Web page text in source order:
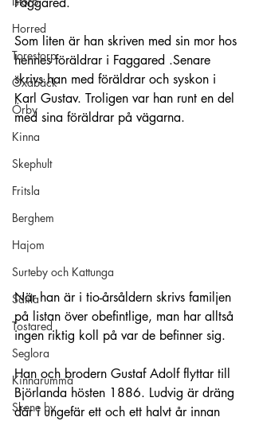
Horred
Torestorp
Öxabäck
Örby
Kinna
Skephult
Fritsla
Berghem
Hajom
Surteby och Kattunga
Sätila
Tostared
Seglora
Kinnarumma
Skene by
Som liten är han skriven med sin mor hos
hennes föräldrar i Faggared .Senare
skrivs han med föräldrar och syskon i
Karl Gustav. Troligen var han runt en del
med sina föräldrar på vägarna.
När han är i tio-årsåldern skrivs familjen
på listan över obefintlige, man har alltså
ingen riktig koll på var de befinner sig.
Han och brodern Gustaf Adolf flyttar till
Björlanda hösten 1886. Ludvig är dräng
där i ungefär ett och ett halvt år innan